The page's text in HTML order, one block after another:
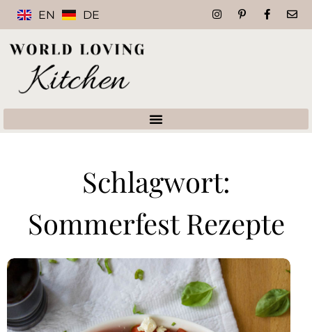
EN DE
Schlagwort:
Sommerfest Rezepte